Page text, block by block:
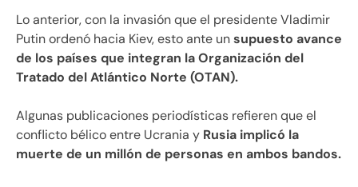
Lo anterior, con la invasión que el presidente Vladimir
Putin ordenó hacia Kiev, esto ante unsupuesto avance
de los países que integran la Organización del
Tratado del Atlántico Norte (OTAN).
Algunas publicaciones periodísticas refieren que el
conflicto bélico entre Ucrania y Rusia implicó la
muerte de un millón de personas en ambos bandos.